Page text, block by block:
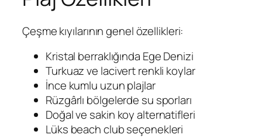
Çeşme kıyılarının genel özellikleri:
Kristal berraklığında Ege Denizi
Turkuaz ve lacivert renkli koylar
İnce kumlu uzun plajlar
Rüzgârlı bölgelerde su sporları
Doğal ve sakin koy alternatifleri
Lüks beach club seçenekleri